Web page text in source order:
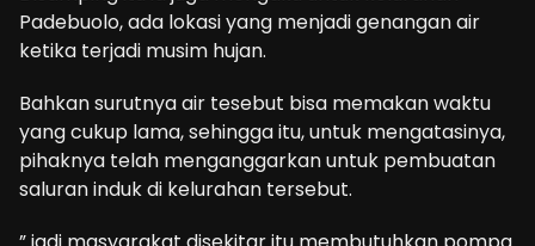
Padebuolo, ada lokasi yang menjadi genangan air
ketika terjadi musim hujan.
Bahkan surutnya air tesebut bisa memakan waktu
yang cukup lama, sehingga itu, untuk mengatasinya,
pihaknya telah menganggarkan untuk pembuatan
saluran induk di kelurahan tersebut.